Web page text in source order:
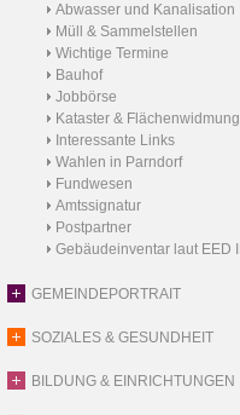
Abwasser und Kanalisation
Müll & Sammelstellen
Wichtige Termine
Bauhof
Jobbörse
Kataster & Flächenwidmung
Interessante Links
Wahlen in Parndorf
Fundwesen
Amtssignatur
Postpartner
Gebäudeinventar laut EED III
GEMEINDEPORTRAIT
SOZIALES & GESUNDHEIT
BILDUNG & EINRICHTUNGEN